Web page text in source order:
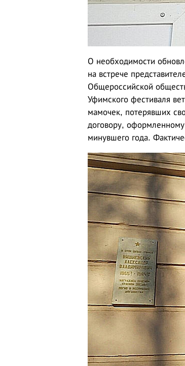
О необходимости
на встрече
Общероссийской
Уфимского фестиваля
мамочек, потерявших
договору,
минувшего года.